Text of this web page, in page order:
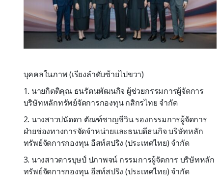
บุคคลในภาพ (เรียงลำดับซ้ายไปขวา)
1. นายกิตติคุณ ธนรัตนพัฒนกิจ ผู้ช่วยกรรมการผู้จัดการ
บริษัทหลักทรัพย์จัดการกองทุน กสิกรไทย จำกัด
2. นางสาวปนัดดา ตัณฑ์ชาญชีวิน รองกรรมการผู้จัดการ
ฝ่ายช่องทางการจัดจำหน่ายและธนบดีธนกิจ บริษัทหลัก
ทรัพย์จัดการกองทุน อีสท์สปริง (ประเทศไทย) จำกัด
3. นางสาวดารบุษป์ ปภาพจน์ กรรมการผู้จัดการ บริษัทหลัก
ทรัพย์จัดการกองทุน อีสท์สปริง (ประเทศไทย) จำกัด